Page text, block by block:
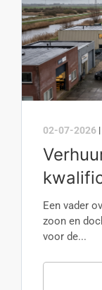
02-07-2026 |
Een vader
zoon en
voor de...